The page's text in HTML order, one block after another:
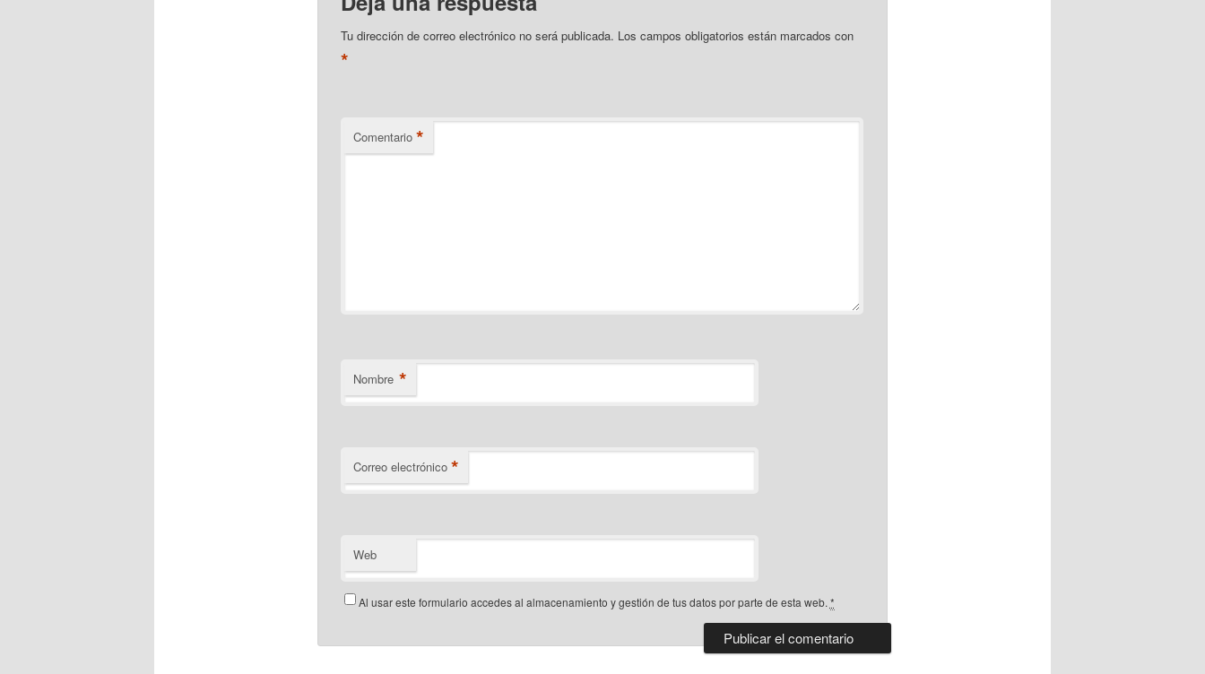
Tu dirección de correo electrónico no será publicada. Los campos obligatorios están marcados con
*
Comentario *
Nombre *
Correo electrónico *
Web
Al usar este formulario accedes al almacenamiento y gestión de tus datos por parte de esta web. *